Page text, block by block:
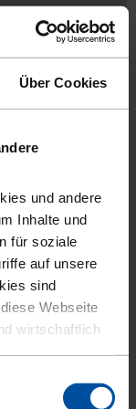
Über Cookies
und andere
Inhalte und
für soziale
auf unsere
sind
Webseite
wirtschaftlich
Verwendung
Medien,
in
seine malerische